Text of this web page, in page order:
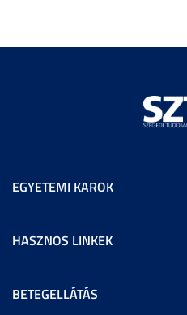
EGYETEMI KAROK
HASZNOS LINKEK
BETEGELLÁTÁS